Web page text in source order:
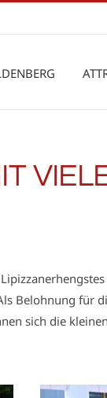
Belohnung für
sich die